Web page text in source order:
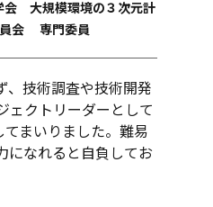
大規模環境の３次元計
員会 専門委員
、技術調査や技術開発
ェクトリーダーとして
まいりました。難易
になれると自負してお